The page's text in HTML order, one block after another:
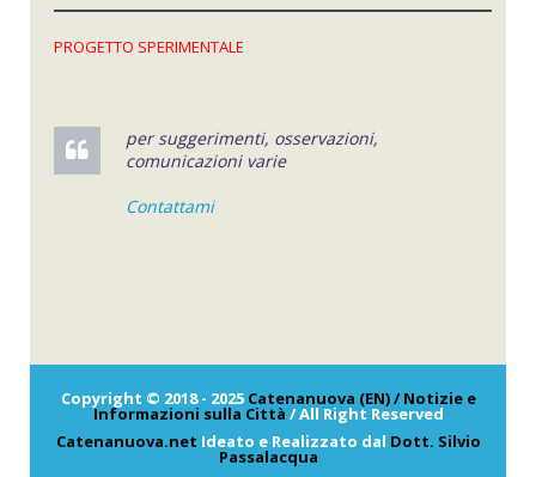
PROGETTO SPERIMENTALE
per suggerimenti, osservazioni,
comunicazioni varie
Contattami
Copyright © 2018 - 2025 Catenanuova (EN) / Notizie e
Informazioni sulla Città / All Right Reserved
Catenanuova.net Ideato e Realizzato dal Dott. Silvio
Passalacqua